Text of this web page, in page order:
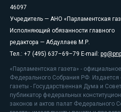
46097
Учредитель — АНО «Парламентская
Исполняющий обязанности главного
редактора — Абдуллаев М.Р.
Тел.: +7 (495) 637–69–79 E-mail:
«Парламентская газета» -
Федерального Собрания РФ. Издается
газеты - Государственная Дума и
публикатор федеральных
законов и актов палат Федерального